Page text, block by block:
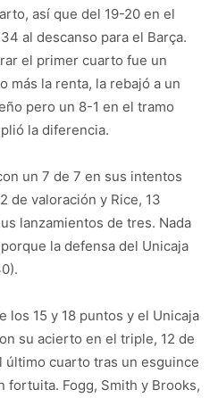
así que del 19-20 en el
al descanso para el Barça.
el primer cuarto fue un
más la renta, la rebajó a un
pero un 8-1 en el tramo
la diferencia.
un 7 de 7 en sus intentos
de valoración y Rice, 13
lanzamientos de tres. Nada
la defensa del Unicaja
los 15 y 18 puntos y el Unicaja
su acierto en el triple, 12 de
último cuarto tras un esguince
fortuita. Fogg, Smith y Brooks,